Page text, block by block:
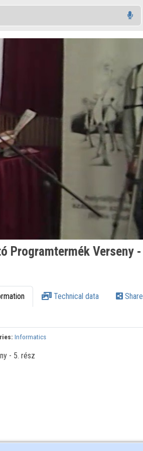
Programtermék Verseny -
Technical data Share
Informatics
- 5. rész